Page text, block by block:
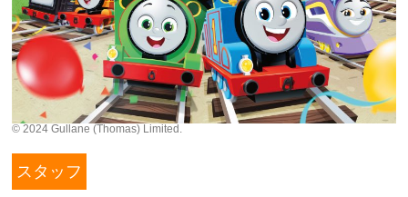
© 2024 Gullane (Thomas) Limited.
スタッフ